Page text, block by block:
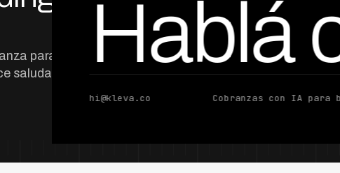
Hablá
hi@kleva.co Cobranzas con IA para
para proteger
saludable con IA.